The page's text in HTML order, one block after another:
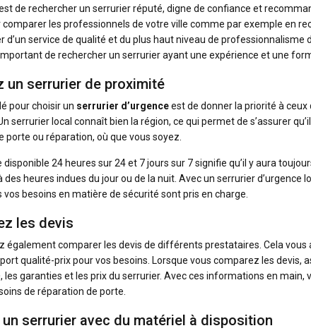
de rechercher un serrurier réputé, digne de confiance et
comparer les professionnels de votre ville comme par exemple en
d’un service de qualité et du plus haut niveau de professionnalisme
de rechercher un serrurier ayant une expérience et une
un serrurier de proximité
pour choisir un serrurier d’urgenceest de donner la priorité à
serrurier local connaît bien la région, ce qui permet de s’assurer
porte ou réparation, où que vous soyez.
disponible 24 heures sur 24 et 7 jours sur 7 signifie qu’il y aura
des heures indues du jour ou de la nuit. Avec un serrurier d’urgence
vos besoins en matière de sécurité sont pris en charge.
les devis
également comparer les devis de différents prestataires. Cela
qualité-prix pour vos besoins. Lorsque vous comparez les devis,
les garanties et les prix du serrurier. Avec ces informations en
de réparation de porte.
serrurier avec du matériel à disposition